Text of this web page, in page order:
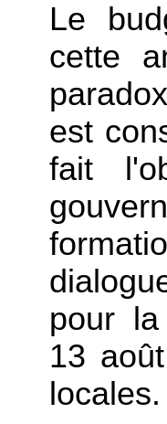
Le
cette
est
fait
pour
13
locales.